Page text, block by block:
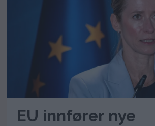
EU innfører nye